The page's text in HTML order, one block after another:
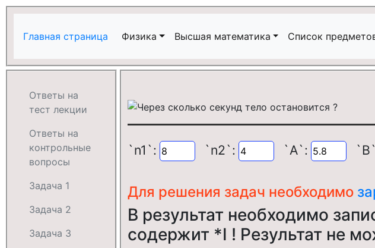
Главная страница Физика Высшая математика Список
`n1`: `n2`: `A`:
Для решения задач необходимо
В результат необходимо
содержит *I ! Результат не
Ответы на
тест лекции
Ответы на
контрольные
вопросы
Задача 1
Задача 2
Задача 3